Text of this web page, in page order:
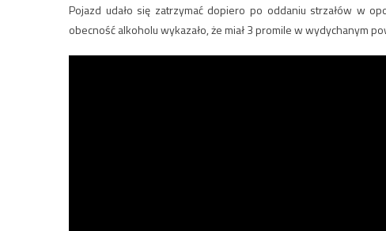
Pojazd udało się zatrzymać dopiero po oddaniu strzałów w
obecność alkoholu wykazało, że miał 3 promile w wydychanym